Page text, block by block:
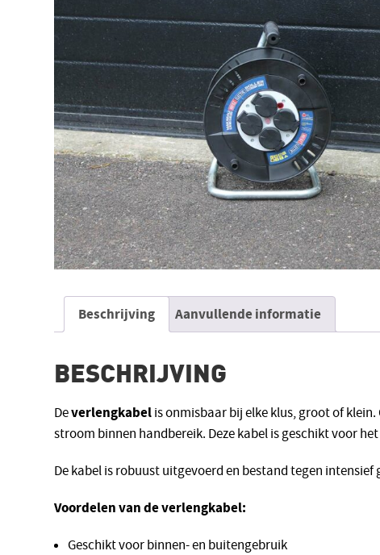
Beschrijving Aanvullende informatie
BESCHRIJVING
Deverlengkabelis onmisbaar bij elke klus, groot of
stroom binnen handbereik. Deze kabel is geschikt voor
De kabel is robuust uitgevoerd en bestand tegen
Voordelen van de verlengkabel:
Geschikt voor binnen- en buitengebruik